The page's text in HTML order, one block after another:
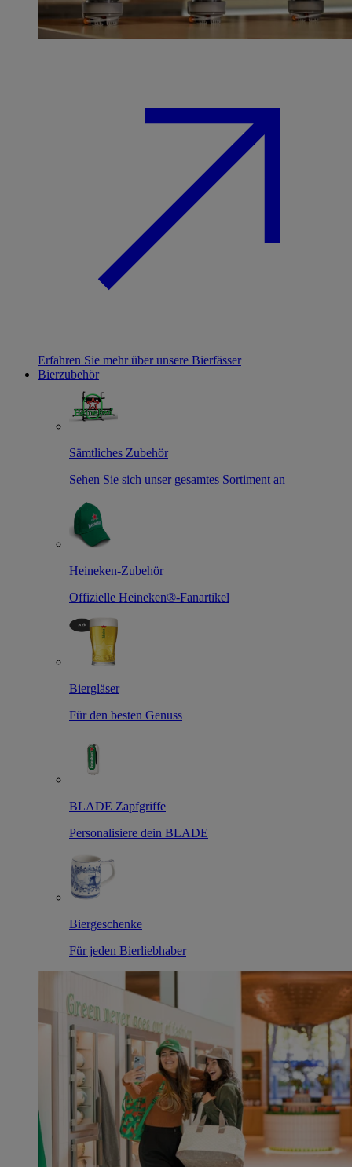
Erfahren Sie mehr über unsere Bierfässer
Bierzubehör
Sämtliches Zubehör
Sehen Sie sich unser gesamtes Sortiment an
Heineken-Zubehör
Offizielle Heineken®-Fanartikel
Biergläser
Für den besten Genuss
BLADE Zapfgriffe
Personalisiere dein BLADE
Biergeschenke
Für jeden Bierliebhaber